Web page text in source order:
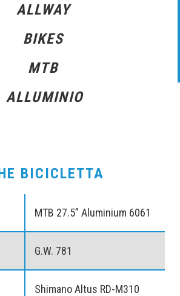
ALLWAY
BIKES
MTB
ALLUMINIO
BICICLETTA
MTB 27.5” Aluminium 6061
G.W. 781
Shimano Altus RD-M310